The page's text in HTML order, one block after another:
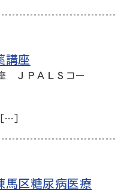
講座
ＪＰＡＬＳコー
馬区糖尿病医療